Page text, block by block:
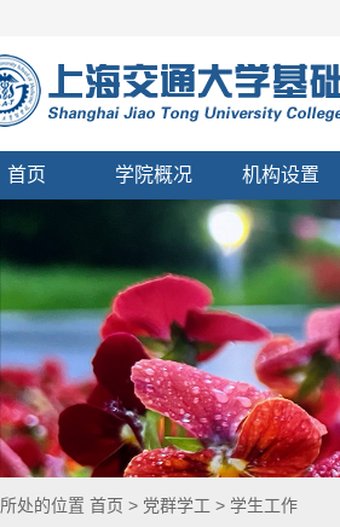
首页 学院概况 机构设置
处的位置 首页 > 党群学工 > 学生工作